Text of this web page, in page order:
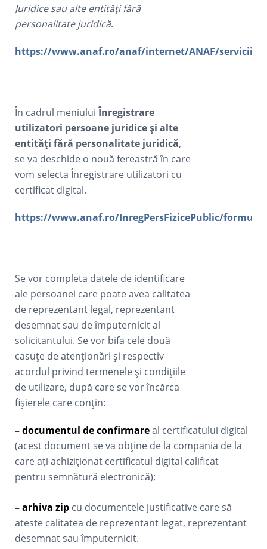
Juridice sau alte entități fără
personalitate juridică.
https://www.anaf.ro/anaf/internet/ANAF/
În cadrul meniuluiÎnregistrare
utilizatori persoane juridice și alte
entități fără personalitate juridică,
se va deschide o nouă fereastră în care
vom selecta Înregistrare utilizatori cu
certificat digital.
https://www.anaf.ro/InregPersFizicePublic/
Se vor completa datele de identificare
ale persoanei care poate avea calitatea
de reprezentant legal, reprezentant
desemnat sau de împuternicit al
solicitantului. Se vor bifa cele două
casuțe de atenționări și respectiv
acordul privind termenele și condițiile
de utilizare, după care se vor încărca
fișierele care conțin:
– documentul de confirmareal certificatului digital
(acest document se va obține de la compania de la
care ați achiziționat certificatul digital calificat
pentru semnătură electronică);
– arhiva zip cu documentele justificative care să
ateste calitatea de reprezentant legat, reprezentant
desemnat sau împuternicit.